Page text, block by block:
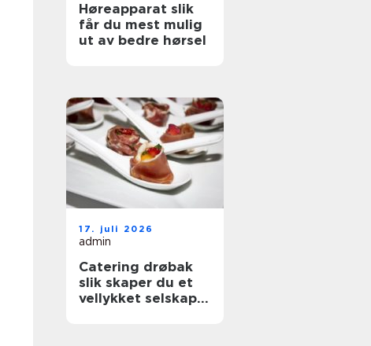
Høreapparat slik
får du mest mulig
ut av bedre hørsel
17. juli 2026
admin
Catering drøbak
slik skaper du et
vellykket selskap